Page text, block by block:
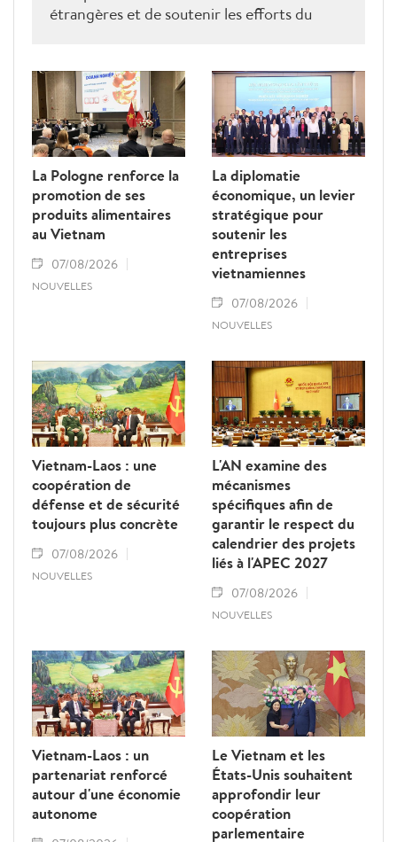
étrangères et de soutenir les efforts du
La Pologne renforce la
promotion de ses
produits alimentaires
au Vietnam
07/08/2026
NOUVELLES
La diplomatie
économique, un levier
stratégique pour
soutenir les
entreprises
vietnamiennes
07/08/2026
NOUVELLES
Vietnam-Laos : une
coopération de
défense et de sécurité
toujours plus concrète
07/08/2026
NOUVELLES
L'AN examine des
mécanismes
spécifiques afin de
garantir le respect du
calendrier des projets
liés à l'APEC 2027
07/08/2026
NOUVELLES
Vietnam-Laos : un
partenariat renforcé
autour d'une économie
autonome
Le Vietnam et les
États-Unis souhaitent
approfondir leur
coopération
parlementaire